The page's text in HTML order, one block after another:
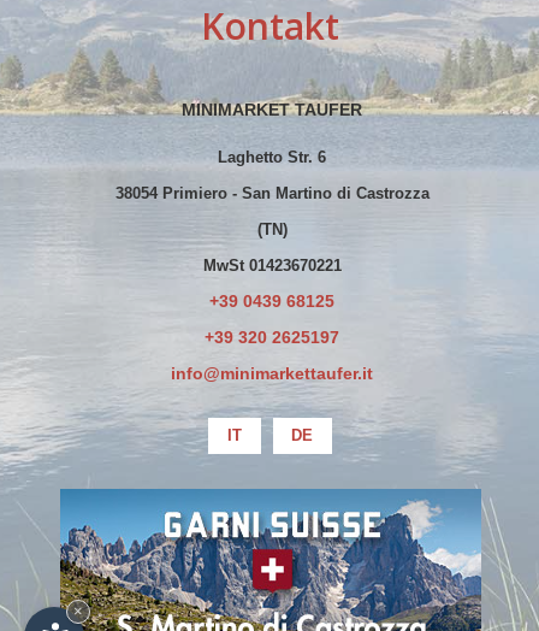
Kontakt
MINIMARKET TAUFER
Laghetto Str. 6
38054 Primiero - San Martino di Castrozza
(TN)
MwSt 01423670221
+39 0439 68125
+39 320 2625197
info@minimarkettaufer.it
IT DE
di erogazioni già oggetto di pubblicazione
sul Registro Nazionale degli Aiuti di Stato
×